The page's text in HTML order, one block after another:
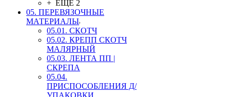
+ ЕЩЕ 2
05. ПЕРЕВЯЗОЧНЫЕ
МАТЕРИАЛЫ
05.01. СКОТЧ
05.02. КРЕПП СКОТЧ
МАЛЯРНЫЙ
05.03. ЛЕНТА ПП |
СКРЕПА
05.04.
ПРИСПОСОБЛЕНИЯ Д/
УПАКОВКИ